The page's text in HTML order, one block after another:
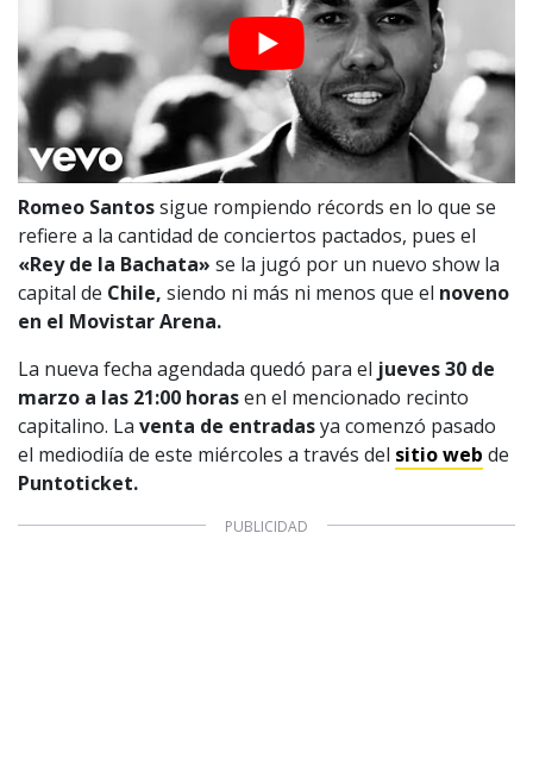
Romeo Santossigue rompiendo récords en lo que se
refiere a la cantidad de conciertos pactados, pues el
«Rey de la Bachata» se la jugó por un nuevo show la
capital de Chile, siendo ni más ni menos que el noveno
en el Movistar Arena.
La nueva fecha agendada quedó para el jueves 30 de
marzo a las 21:00 horasen el mencionado recinto
capitalino. La venta de entradasya comenzó pasado
el mediodiía de este miércoles a través del sitio web de
Puntoticket.